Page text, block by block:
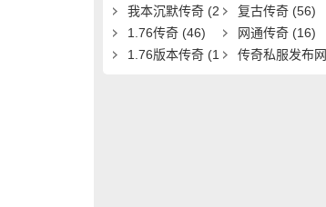
我本沉默传奇 (2
0)
复古传奇 (56)
1.76传奇 (46) 网通传奇 (16)
1.76版本传奇 (1
传奇私服发布网